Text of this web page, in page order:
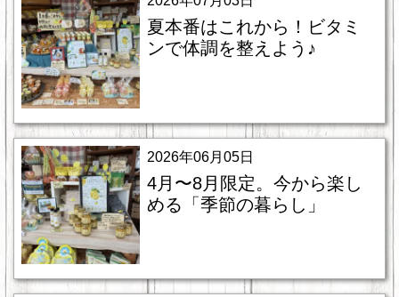
夏本番はこれから！ビタミ
ンで体調を整えよう♪
2026年06月05日
4月〜8月限定。今から楽し
める「季節の暮らし」